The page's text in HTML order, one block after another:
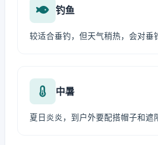
钓鱼
较适合垂钓，但天气稍热，会对垂
中暑
夏日炎炎，到户外要配搭帽子和遮